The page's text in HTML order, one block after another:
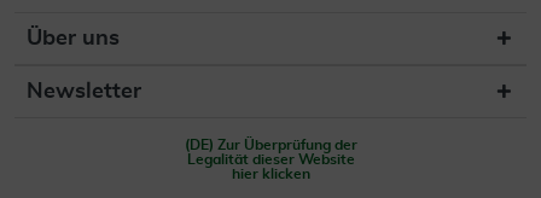
Über uns
Newsletter
(DE) Zur Überprüfung der
Legalität dieser Website
hier klicken